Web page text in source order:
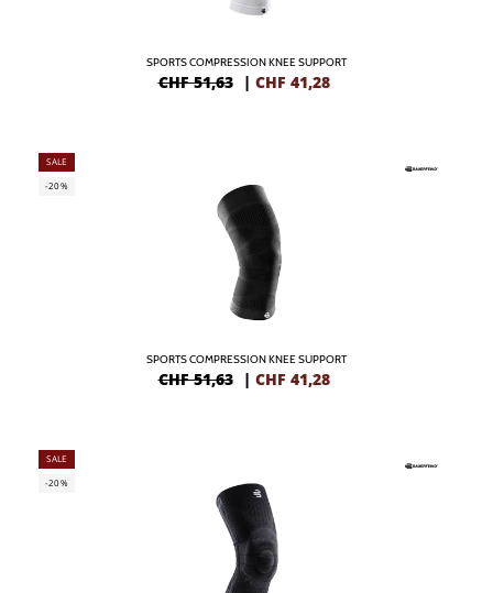
SPORTS COMPRESSION KNEE SUPPORT
CHF 51,63 | CHF 41,28
SALE
-20%
SPORTS COMPRESSION KNEE SUPPORT
CHF 51,63 | CHF 41,28
SALE
-20%